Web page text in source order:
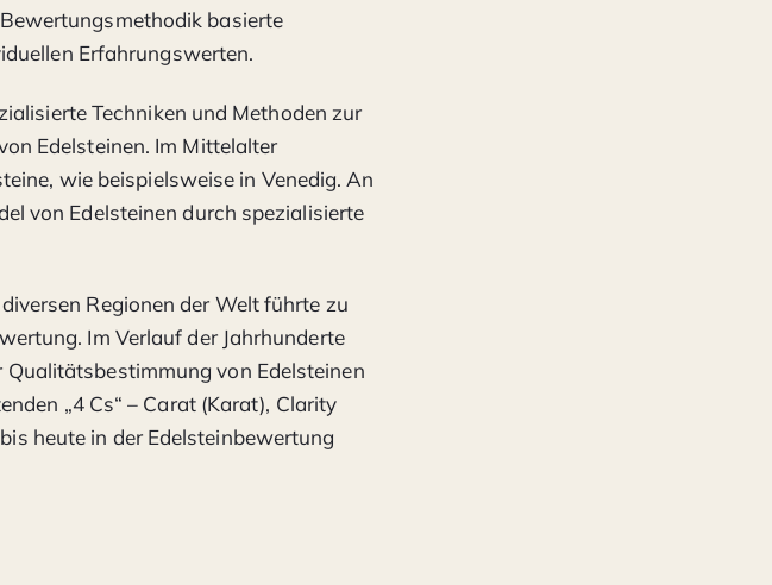
basierte
Erfahrungswerten.
Techniken und Methoden zur
Edelsteinen. Im Mittelalter
wie beispielsweise in Venedig. An
von Edelsteinen durch spezialisierte
Regionen der Welt führte zu
Im Verlauf der Jahrhunderte
von Edelsteinen
„4 Cs“ – Carat (Karat), Clarity
heute in der Edelsteinbewertung